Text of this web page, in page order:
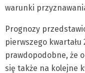
warunki
Prognozy
pierwszego kwartału
prawdopodobne, że
się także na kolejne